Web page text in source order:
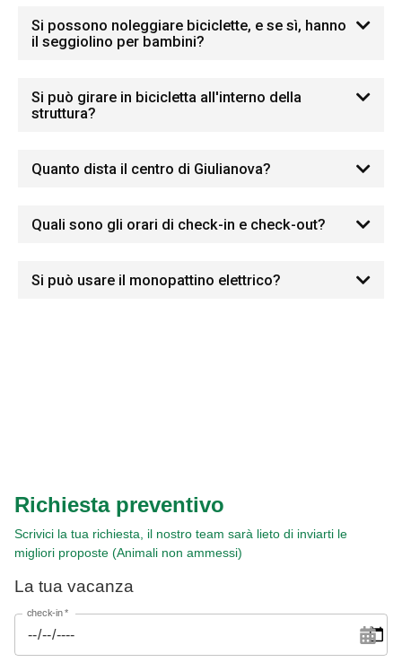
Si possono noleggiare biciclette, e se sì, hanno
il seggiolino per bambini?
Si può girare in bicicletta all'interno della
struttura?
Quanto dista il centro di Giulianova?
Quali sono gli orari di check-in e check-out?
Si può usare il monopattino elettrico?